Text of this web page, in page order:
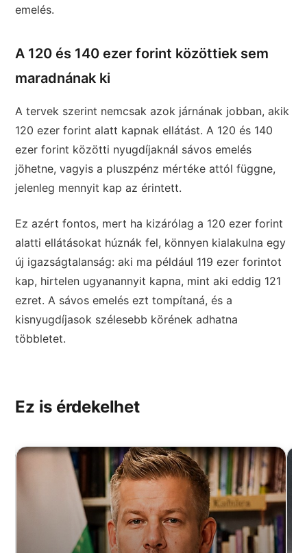
emelés.
A 120 és 140 ezer forint közöttiek sem
maradnának ki
A tervek szerint nemcsak azok járnának jobban, akik
120 ezer forint alatt kapnak ellátást. A 120 és 140
ezer forint közötti nyugdíjaknál sávos emelés
jöhetne, vagyis a pluszpénz mértéke attól függne,
jelenleg mennyit kap az érintett.
Ez azért fontos, mert ha kizárólag a 120 ezer forint
alatti ellátásokat húznák fel, könnyen kialakulna egy
új igazságtalanság: aki ma például 119 ezer forintot
kap, hirtelen ugyanannyit kapna, mint aki eddig 121
ezret. A sávos emelés ezt tompítaná, és a
kisnyugdíjasok szélesebb körének adhatna
többletet.
Ez is érdekelhet